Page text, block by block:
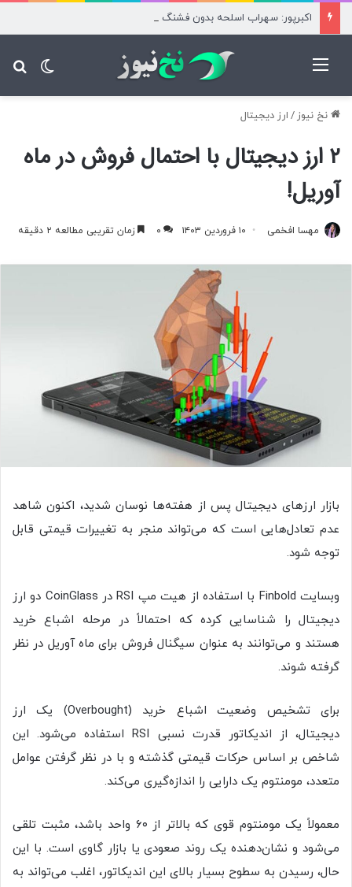
اکبرپور: سهراب اسلحه‌ بدون فشنگ دارد/ رضاییان به خاطر پول آمد
نخ نیوز / ارز دیجیتال
۲ ارز دیجیتال با احتمال فروش در ماه
آوریل!
مهسا افخمی ۱۰ فروردین ۱۴۰۳ ۰ زمان تقریبی مطالعه ۲ دقیقه
بازار ارزهای دیجیتال پس از هفته‌ها نوسان شدید، اکنون شاهد
عدم تعادل‌هایی است که می‌تواند منجر به تغییرات قیمتی قابل
توجه شود.
وبسایت Finbold با استفاده از هیت مپ RSI در CoinGlass دو ارز
دیجیتال را شناسایی کرده که احتمالاً در مرحله اشباع خرید
هستند و می‌توانند به عنوان سیگنال فروش برای ماه آوریل در نظر
گرفته شوند.
برای تشخیص وضعیت اشباع خرید (Overbought) یک ارز
دیجیتال، از اندیکاتور قدرت نسبی RSI استفاده می‌شود. این
شاخص بر اساس حرکات قیمتی گذشته و با در نظر گرفتن عوامل
متعدد، مومنتوم یک دارایی را اندازه‌گیری می‌کند.
معمولاً یک مومنتوم قوی که بالاتر از ۶۰ واحد باشد، مثبت تلقی
می‌شود و نشان‌دهنده‌ یک روند صعودی یا بازار گاوی است. با این
حال، رسیدن به سطوح بسیار بالای این اندیکاتور، اغلب می‌تواند به